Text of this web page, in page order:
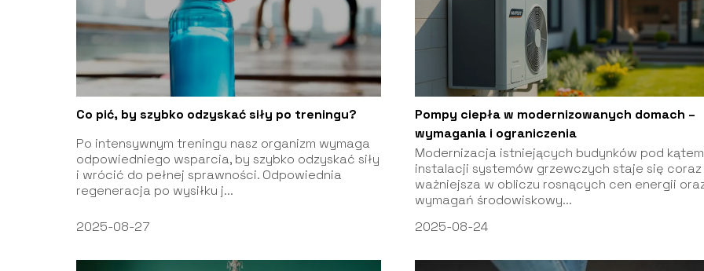
Co pić, by szybko odzyskać siły po treningu?
Po intensywnym treningu nasz organizm wymaga
odpowiedniego wsparcia, by szybko odzyskać siły
i wrócić do pełnej sprawności. Odpowiednia
regeneracja po wysiłku j...
2025-08-27
Pompy ciepła w modernizowanych domach –
wymagania i ograniczenia
Modernizacja istniejących budynków pod kątem
instalacji systemów grzewczych staje się coraz
ważniejsza w obliczu rosnących cen energii
wymagań środowiskowy...
2025-08-24